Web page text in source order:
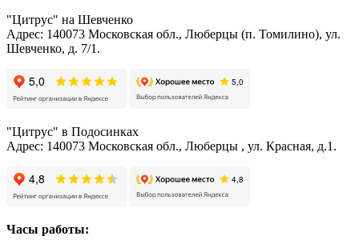
"Цитрус" на Шевченко
Адрес: 140073 Московская обл., Люберцы (п. Томилино), ул.
Шевченко, д. 7/1.
"Цитрус" в Подосинках
Адрес: 140073 Московская обл., Люберцы , ул. Красная, д.1.
Часы работы: